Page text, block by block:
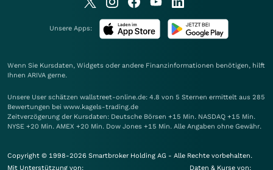
Unsere Apps:
Wenn Sie Kursdaten, Widgets oder andere Finanzinformationen benötigen, hilft
Ihnen ARIVA gerne.
Unsere User schätzen wallstreet-online.de: 4.8 von 5 Sternen ermittelt aus 285
Bewertungen bei www.kagels-trading.de
Zeitverzögerung der Kursdaten: Deutsche Börsen +15 Min. NASDAQ +15 Min.
NYSE +20 Min. AMEX +20 Min. Dow Jones +15 Min. Alle Angaben ohne Gewähr.
Copyright © 1998-2026 Smartbroker Holding AG - Alle Rechte vorbehalten.
Mit Unterstützung von:
Daten & Kurse von: